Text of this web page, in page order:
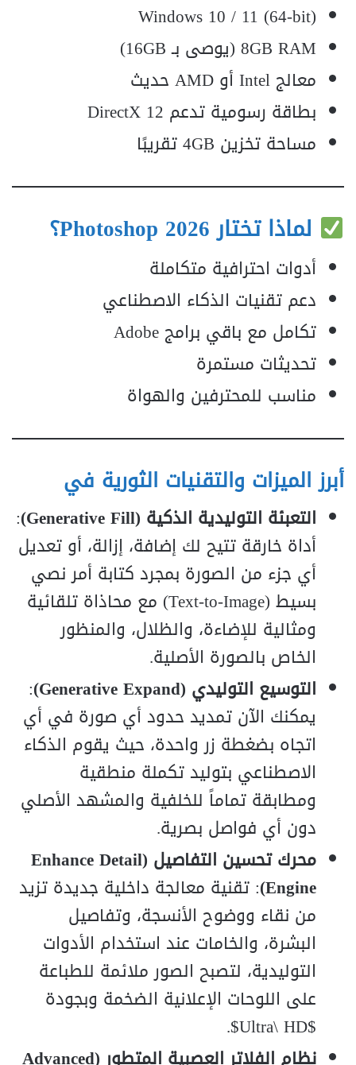
Windows 10 / 11 (64-bit)
8GB RAM (يوصى بـ 16GB)
معالج Intel أو AMD حديث
بطاقة رسومية تدعم DirectX 12
مساحة تخزين 4GB تقريبًا
لماذا تختار Photoshop 2026؟
أدوات احترافية متكاملة
دعم تقنيات الذكاء الاصطناعي
تكامل مع باقي برامج Adobe
تحديثات مستمرة
مناسب للمحترفين والهواة
أبرز الميزات والتقنيات الثورية في
التعبئة التوليدية الذكية (Generative Fill)
:
أداة خارقة تتيح لك إضافة، إزالة، أو تعديل
أي جزء من الصورة بمجرد كتابة أمر نصي
بسيط (Text-to-Image) مع محاذاة تلقائية
ومثالية للإضاءة، والظلال، والمنظور
الخاص بالصورة الأصلية.
التوسيع التوليدي (Generative Expand)
:
يمكنك الآن تمديد حدود أي صورة في أي
اتجاه بضغطة زر واحدة، حيث يقوم الذكاء
الاصطناعي بتوليد تكملة منطقية
ومطابقة تماماً للخلفية والمشهد الأصلي
دون أي فواصل بصرية.
محرك تحسين التفاصيل (Enhance Detail
Engine) : تقنية معالجة داخلية جديدة تزيد
من نقاء ووضوح الأنسجة، وتفاصيل
البشرة، والخامات عند استخدام الأدوات
التوليدية، لتصبح الصور ملائمة للطباعة
على اللوحات الإعلانية الضخمة وبجودة
$Ultra\ HD$.
نظام الفلاتر العصبية المتطور (Advanced